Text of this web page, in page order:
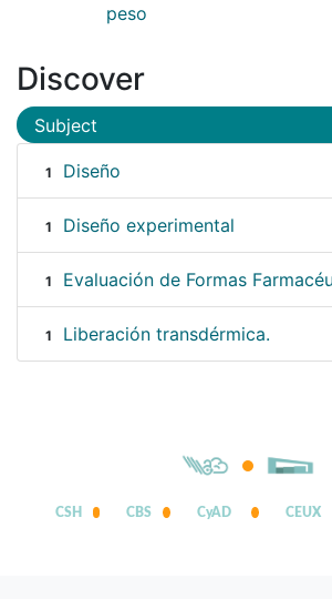
peso
Discover
Subject
1 Diseño
1 Diseño experimental
1 Evaluación de Formas
1 Liberación transdérmica.
CSH CBS CyAD CEUX